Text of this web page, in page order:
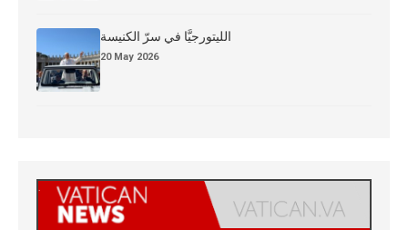
الليتورجيَّا في سرّ الكنيسة
20 May 2026